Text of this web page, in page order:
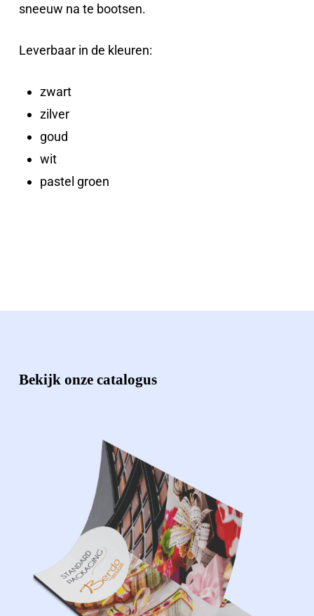
sneeuw na te bootsen.
Leverbaar in de kleuren:
zwart
zilver
goud
wit
pastel groen
Bekijk onze catalogus